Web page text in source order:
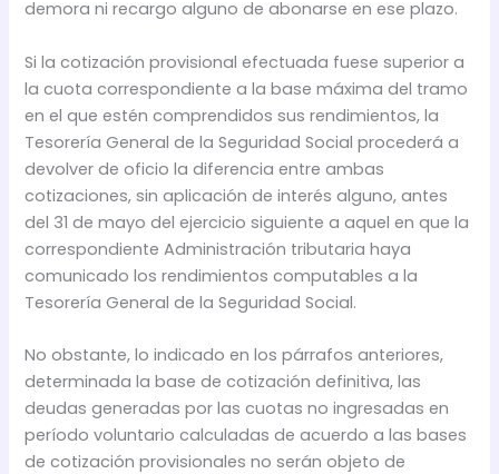
demora ni recargo alguno de abonarse en ese plazo.
Si la cotización provisional efectuada fuese superior a
la cuota correspondiente a la base máxima del tramo
en el que estén comprendidos sus rendimientos, la
Tesorería General de la Seguridad Social procederá a
devolver de oficio la diferencia entre ambas
cotizaciones, sin aplicación de interés alguno, antes
del 31 de mayo del ejercicio siguiente a aquel en que la
correspondiente Administración tributaria haya
comunicado los rendimientos computables a la
Tesorería General de la Seguridad Social.
No obstante, lo indicado en los párrafos anteriores,
determinada la base de cotización definitiva, las
deudas generadas por las cuotas no ingresadas en
período voluntario calculadas de acuerdo a las bases
de cotización provisionales no serán objeto de